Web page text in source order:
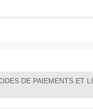
DE PAIEMENTS ET